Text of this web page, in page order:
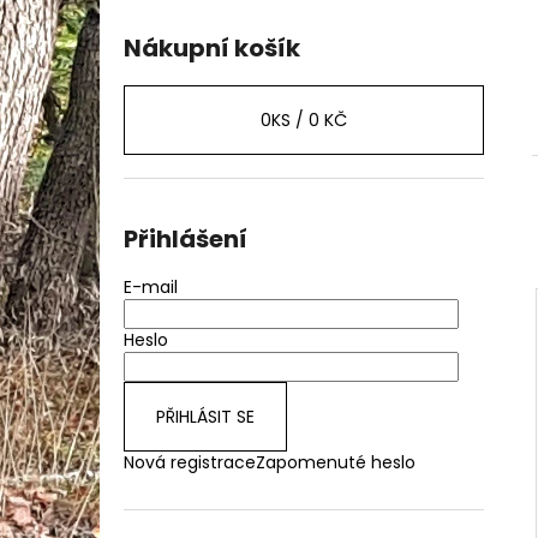
Nákupní košík
0KS / 0 KČ
Přihlášení
E-mail
Heslo
PŘIHLÁSIT SE
Nová registraceZapomenuté heslo